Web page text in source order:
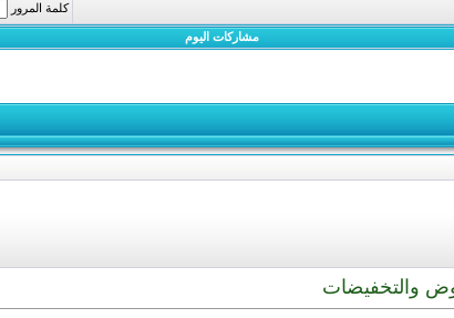
كلمة المرور
مشاركات اليوم
والتخفيضات